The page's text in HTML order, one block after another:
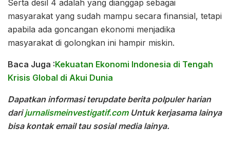
Serta desil 4 adalah yang dianggap sebagai
masyarakat yang sudah mampu secara finansial, tetapi
apabila ada goncangan ekonomi menjadika
masyarakat di golongkan ini hampir miskin.
Baca Juga :Kekuatan Ekonomi Indonesia di Tengah
Krisis Global di Akui Dunia
Dapatkan informasi terupdate berita polpuler harian
darijurnalismeinvestigatif.comUntuk kerjasama lainya
bisa kontak email tau sosial media lainya.